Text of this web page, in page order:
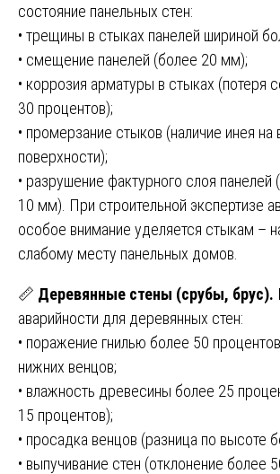
состояние панельных стен:
• трещины в стыках панелей шириной
• смещение панелей (более 20 мм);
• коррозия арматуры в стыках (потеря
30 процентов);
• промерзание стыков (наличие инея на
поверхности);
• разрушение фактурного слоя панелей
10 мм). При строительной экспертизе
особое внимание уделяется стыкам –
слабому месту панельных домов.
📏 Деревянные стены (срубы, брус).
аварийности для деревянных стен:
• поражение гнилью более 50
нижних венцов;
• влажность древесины более 25
15 процентов);
• просадка венцов (разница по высоте
• выпучивание стен (отклонение более